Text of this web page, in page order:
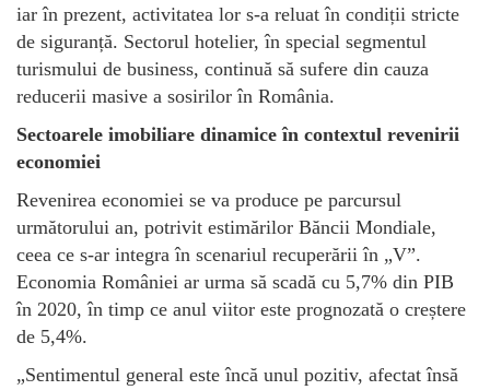
iar în prezent, activitatea lor s-a reluat în condiții stricte
de siguranță. Sectorul hotelier, în special segmentul
turismului de business, continuă să sufere din cauza
reducerii masive a sosirilor în România.
Sectoarele imobiliare dinamice în contextul revenirii
economiei
Revenirea economiei se va produce pe parcursul
următorului an, potrivit estimărilor Băncii Mondiale,
ceea ce s-ar integra în scenariul recuperării în „V”.
Economia României ar urma să scadă cu 5,7% din PIB
în 2020, în timp ce anul viitor este prognozată o creștere
de 5,4%.
„Sentimentul general este încă unul pozitiv, afectat însă